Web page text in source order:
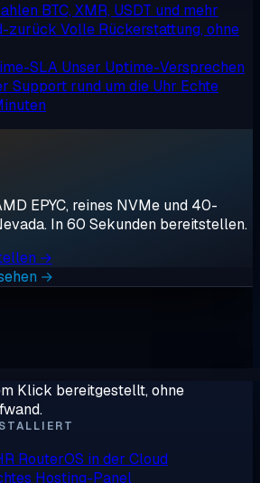
BTC, XMR, USDT und mehr
zurück Volle Rückerstattung, ohne
SLA Unser Uptime-Versprechen
Support rund um die Uhr Echte
EPYC, reines NVMe und 40-
In 60 Sekunden bereitstellen.
→
→
Klick bereitgestellt, ohne
RouterOS in der Cloud
Hosting-Panel